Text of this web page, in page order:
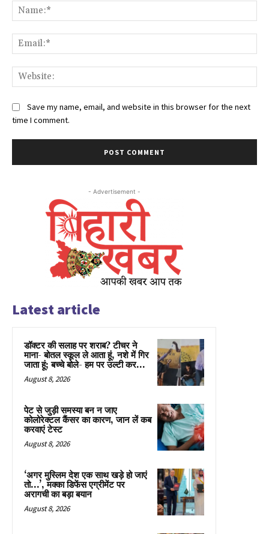
Save my name, email, and website in this browser for the next
time I comment.
- Advertisement -
Latest article
डॉक्टर की सलाह पर शराब? टीचर ने
माना- बोतल स्कूल ले आता हूं, नशे में गिर
जाता हूं; बच्चे बोले- हम पर उल्टी कर...
August 8, 2026
पेट से जुड़ी समस्या बन न जाए
कोलोरेक्टल कैंसर का कारण, जान लें कब
करवाएं टेस्ट
August 8, 2026
‘अगर मुस्लिम देश एक साथ खड़े हो जाएं
तो…’, मक्का डिफेंस एग्रीमेंट पर
अरागची का बड़ा बयान
August 8, 2026